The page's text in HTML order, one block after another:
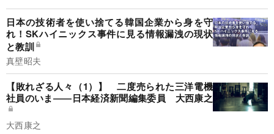
日本の技術者を使い捨てる韓国企業から身を守
れ！SKハイニックス事件に見る情報漏洩の現状
と教訓
真壁昭夫
【敗れざる人々（1）】 二度売られた三洋電機
社員のいま――日本経済新聞編集委員 大西康之
大西康之